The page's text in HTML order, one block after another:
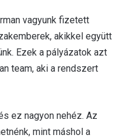
vagyunk fizetett
akikkel együtt
Ezek a pályázatok azt
team, aki a rendszert
ez nagyon nehéz. Az
mint máshol a